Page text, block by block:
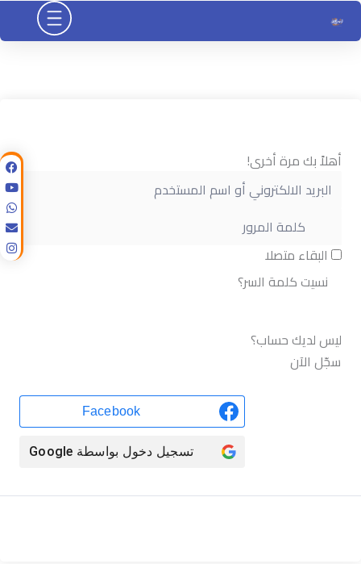
تخطي
المحتوى
أهلاً بك مرة أخرى!
البقاء متصلا
نسيت كلمة السر؟
ليس لديك حساب؟
سجّل الآن
Facebook
تسجيل دخول بواسطة Google